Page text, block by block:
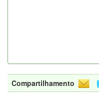
Compartilhamento